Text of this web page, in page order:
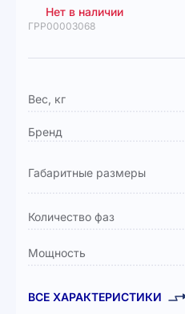
Нет в наличии
ГРР00003068
информация
Вес, кг
Бренд
Габаритные размеры
Количество фаз
Мощность
ВСЕ ХАРАКТЕРИСТИКИ